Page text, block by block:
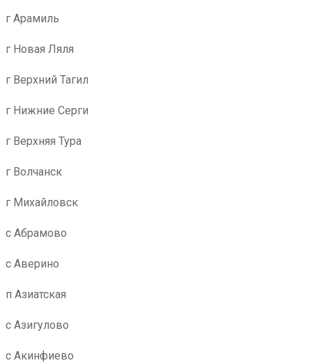
г Арамиль
г Новая Ляля
г Верхний Тагил
г Нижние Серги
г Верхняя Тура
г Волчанск
г Михайловск
с Абрамово
с Аверино
п Азиатская
с Азигулово
с Акинфиево